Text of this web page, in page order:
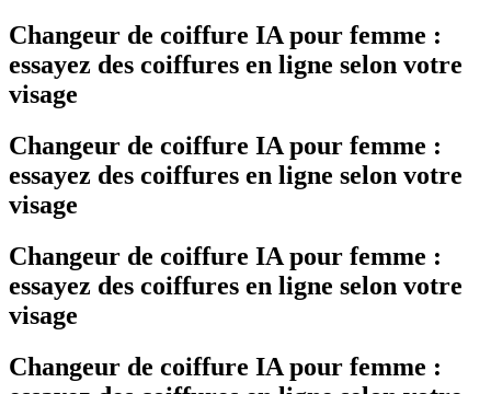
Changeur de coiffure IA pour femme :
essayez des coiffures en ligne selon votre
visage
Changeur de coiffure IA pour femme :
essayez des coiffures en ligne selon votre
visage
Changeur de coiffure IA pour femme :
essayez des coiffures en ligne selon votre
visage
Changeur de coiffure IA pour femme :